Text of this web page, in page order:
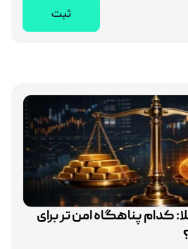
کدام پناهگاه امن تر برای